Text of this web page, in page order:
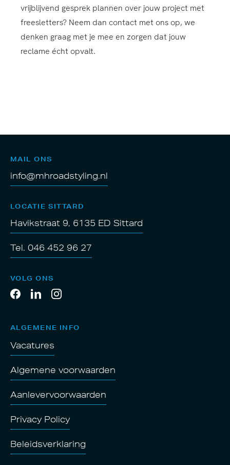
vrijblijvend gesprek plannen over jouw project met
freesletters? Neem dan contact met ons op, we
denken graag met je mee en zorgen dat jouw
reclame écht opvalt.
MAIL ONS
info@mhroadstyling.nl
LOCATIE SITTARD
Havikstraat 9, 6135 ED Sittard
Tel. 046 452 96 27
VOLG ONS
ALGEMENE INFO
Vacatures
Algemene voorwaarden
Aanlevervoorwaarden
Privacy Policy
Beleidsverklaring